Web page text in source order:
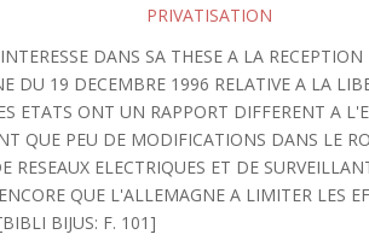
PRIVATISATION
DANS SA THESE A LA
DU 19 DECEMBRE 1996 RELATIVE A LA
ETATS ONT UN RAPPORT DIFFERENT A
QUE PEU DE MODIFICATIONS DANS LE
RESEAUX ELECTRIQUES ET DE
QUE L'ALLEMAGNE A LIMITER LES
BIJUS: F. 101]